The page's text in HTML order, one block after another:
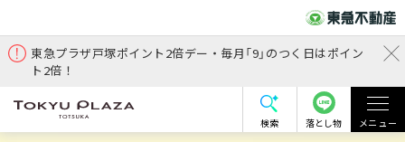
東急プラザ戸塚ポイント2倍デー・毎月「9」のつく日はポイン
ト2倍！
検索 落とし物 メニュー